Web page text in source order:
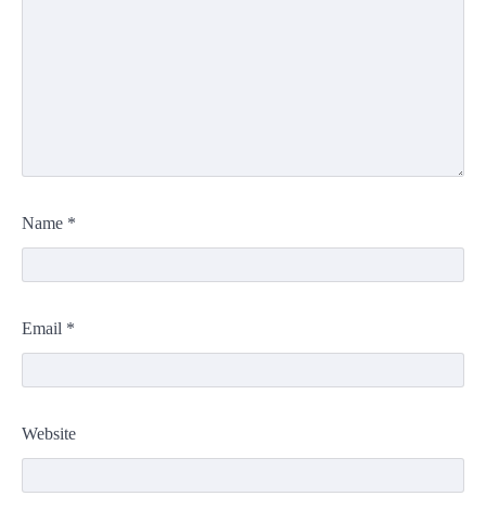
Name *
Email *
Website